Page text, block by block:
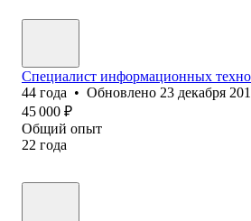
Специалист информационных
44 года • Обновлено 23 декабря
45 000 ₽
Общий опыт
22 года